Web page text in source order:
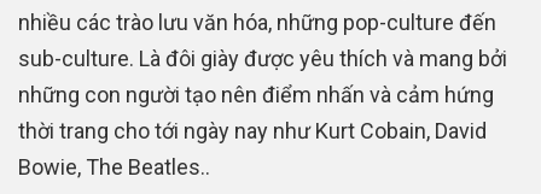
nhiều các trào lưu văn hóa, những pop-culture đến
sub-culture. Là đôi giày được yêu thích và mang bởi
những con người tạo nên điểm nhấn và cảm hứng
thời trang cho tới ngày nay như Kurt Cobain, David
Bowie, The Beatles..